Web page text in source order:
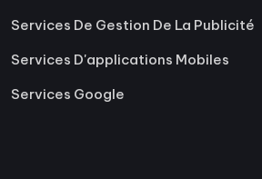
Services De Gestion De La Publicité
Services D'applications Mobiles
Services Google